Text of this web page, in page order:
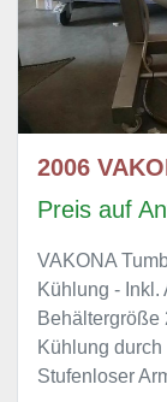
2006
Preis auf
VAKONA
Kühlung - Inkl.
Behältergröße
Kühlung
Stufenloser